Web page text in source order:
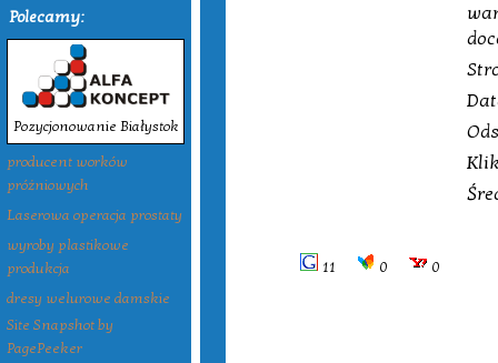
Polecamy:
Pozycjonowanie Białystok
producent worków
próżniowych
Laserowa operacja prostaty
wyroby plastikowe
produkcja
dresy welurowe damskie
Site Snapshot by
PagePeeker
11 0 0